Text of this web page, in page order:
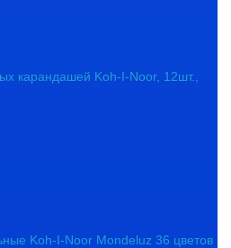
карандашей Koh-I-Noor, 12шт.,
Koh-I-Noor Mondeluz 36 цветов